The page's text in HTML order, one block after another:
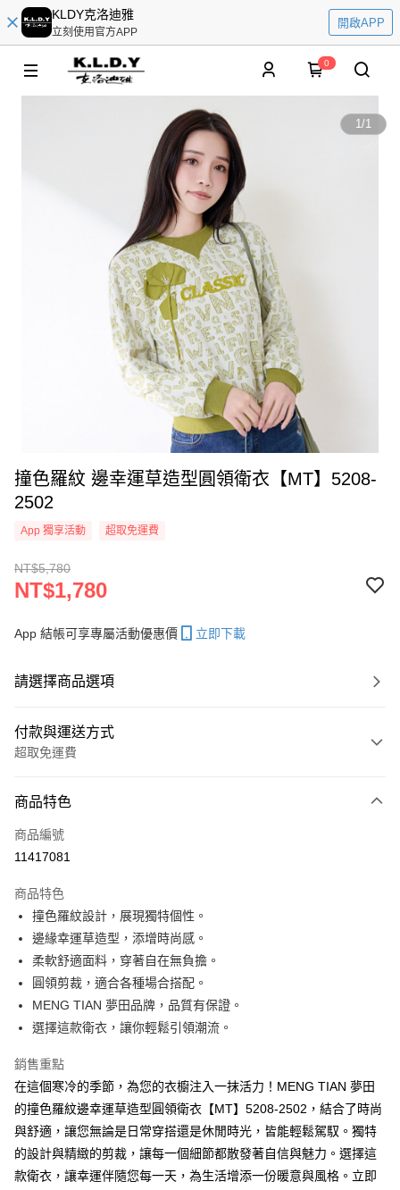
KLDY克洛迪雅
立刻使用官方APP
開啟APP
0
1/1
撞色羅紋 邊幸運草造型圓領衛衣【MT】5208-
2502
App 獨享活動 超取免運費
NT$5,780
NT$1,780
App 結帳可享專屬活動優惠價 立即下載
請選擇商品選項
付款與運送方式
超取免運費
信用卡一次付款
超商取貨付款
運送方式
全家取貨付款
免運費
付款後全家取貨
免運費
7-11取貨付款
免運費
付款後7-11取貨
免運費
宅配
商品特色
商品編號
11417081
商品特色
撞色羅紋設計，展現獨特個性。
邊緣幸運草造型，添增時尚感。
柔軟舒適面料，穿著自在無負擔。
圓領剪裁，適合各種場合搭配。
MENG TIAN 夢田品牌，品質有保證。
選擇這款衛衣，讓你輕鬆引領潮流。
銷售重點
在這個寒冷的季節，為您的衣櫥注入一抹活力！MENG TIAN 夢田
的撞色羅紋邊幸運草造型圓領衛衣【MT】5208-2502，結合了時尚
與舒適，讓您無論是日常穿搭還是休閒時光，皆能輕鬆駕馭。獨特
的設計與精緻的剪裁，讓每一個細節都散發著自信與魅力。選擇這
款衛衣，讓幸運伴隨您每一天，為生活增添一份暖意與風格。立即